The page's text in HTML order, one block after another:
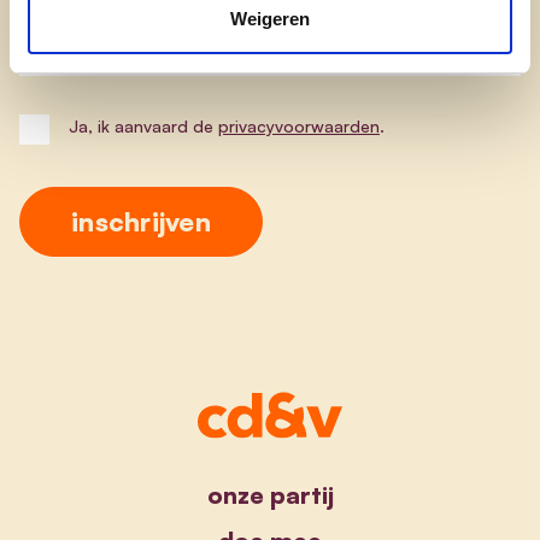
Weigeren
Postcode
Ja, ik aanvaard de privacyvoorwaarden.
onze partij